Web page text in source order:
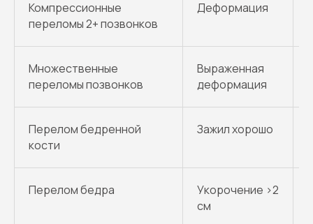
Компрессионные
переломы 2+ позвонков
Деформация
Множественные
переломы позвонков
Выраженная
деформация
Перелом бедренной
кости
Зажил хорошо
Перелом бедра
Укорочение >2
см